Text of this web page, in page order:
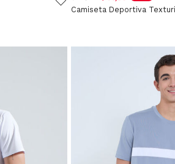
Camiseta Deportiva